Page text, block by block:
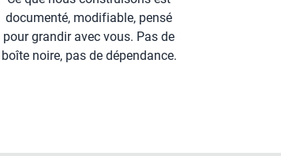
documenté, modifiable, pensé
pour grandir avec vous. Pas de
boîte noire, pas de dépendance.